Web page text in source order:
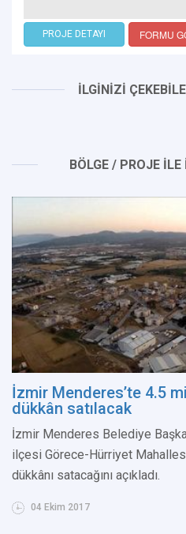
PROJE DETAYI FORMU
İLGİNİZİ
BÖLGE / PROJE İLE
İzmir Menderes’te 4.5
dükkân satılacak
İzmir Menderes Belediye
ilçesi Görece-Hürriyet
dükkânı satacağını açıkladı.
04 Ekim 2017